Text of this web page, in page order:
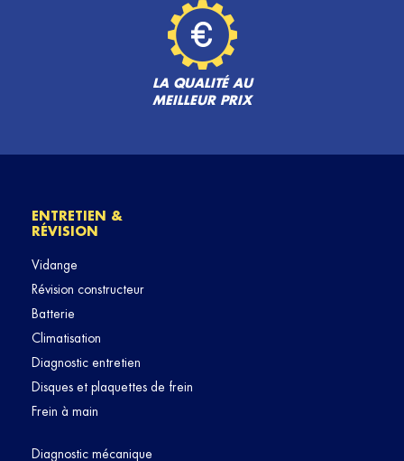
LA QUALITÉ AU
MEILLEUR PRIX
ENTRETIEN &
RÉVISION
Vidange
Révision constructeur
Batterie
Climatisation
Diagnostic entretien
Disques et plaquettes de frein
Frein à main
Diagnostic mécanique